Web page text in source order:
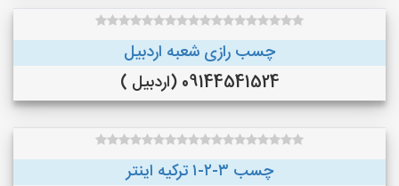
چسب رازی شعبه اردبیل
09144541524 (اردبیل )
چسب ۳-۲-۱ ترکیه اینتر